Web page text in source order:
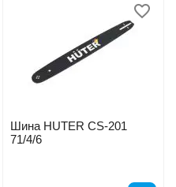
Шина HUTER CS-201
71/4/6